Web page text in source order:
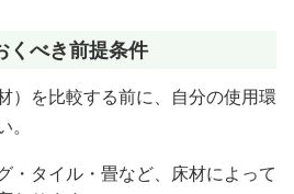
くべき前提条件
）を比較する前に、自分の使用環
・タイル・畳など、床材によって